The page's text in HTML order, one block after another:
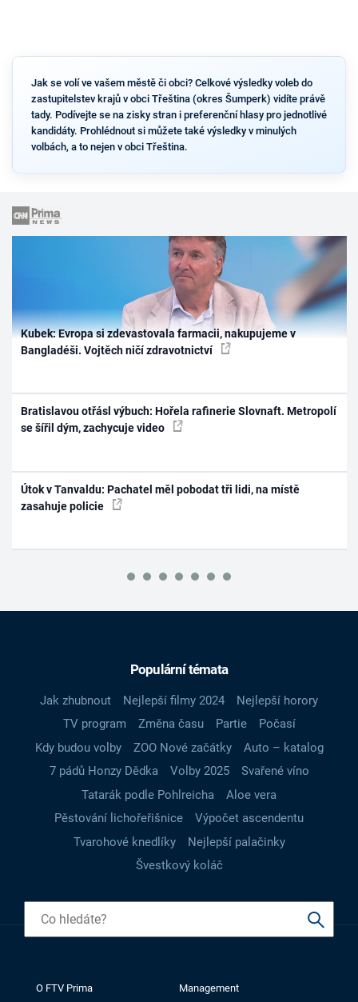
Jak se volí ve vašem městě či obci? Celkové výsledky voleb do
zastupitelstev krajů v obci Třeština (okres Šumperk) vidíte právě
tady. Podívejte se na zisky stran i preferenční hlasy pro jednotlivé
kandidáty. Prohlédnout si můžete také výsledky v minulých
volbách, a to nejen v obci Třeština.
Kubek: Evropa si zdevastovala farmacii, nakupujeme v
Bangladéši. Vojtěch ničí zdravotnictví
Bratislavou otřásl výbuch: Hořela rafinerie Slovnaft. Metropolí
se šířil dým, zachycuje video
Útok v Tanvaldu: Pachatel měl pobodat tři lidi, na místě
zasahuje policie
Populární témata
Jak zhubnout Nejlepší filmy 2024
Nejlepší horory
TV program
Změna času Partie
Počasí
Kdy budou volby
ZOO Nové začátky
Auto – katalog
7 pádů Honzy Dědka
Volby 2025
Svařené víno
Tatarák podle Pohlreicha
Aloe vera
Pěstování lichořeřišnice
Výpočet ascendentu
Tvarohové knedlíky
Nejlepší palačinky
Švestkový koláč
O FTV Prima
Management